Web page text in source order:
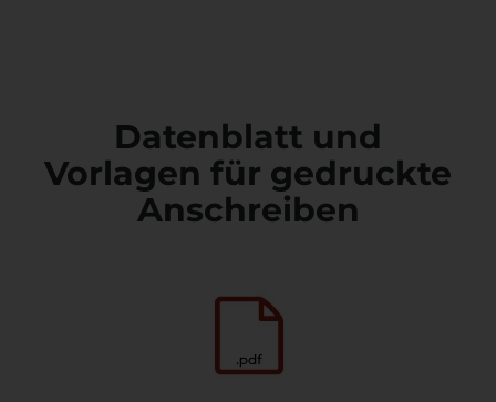
Datenblatt und
Vorlagen für gedruckte
Anschreiben